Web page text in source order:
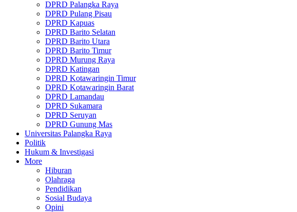
DPRD Palangka Raya
DPRD Pulang Pisau
DPRD Kapuas
DPRD Barito Selatan
DPRD Barito Utara
DPRD Barito Timur
DPRD Murung Raya
DPRD Katingan
DPRD Kotawaringin Timur
DPRD Kotawaringin Barat
DPRD Lamandau
DPRD Sukamara
DPRD Seruyan
DPRD Gunung Mas
Universitas Palangka Raya
Politik
Hukum & Investigasi
More
Hiburan
Olahraga
Pendidikan
Sosial Budaya
Opini